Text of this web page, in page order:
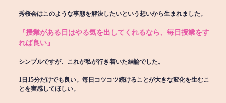
秀桜会はこのような事態を解決したいという想いから生まれました。
『授業がある日はやる気を出してくれるなら、毎日授業をす
れば良い』
シンプルですが、これが私が行き着いた結論でした。
1日15分だけでも良い。毎日コツコツ続けることが大きな変化を生むこ
とを実感してほしい。